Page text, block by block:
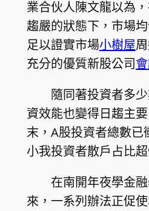
業合伙人陳文龍以為
趨嚴的狀態下，市場
足以證實市場小樹屋
充分的優質新股公司
隨同著投資者多
資效能也變得日趨主
末，A股投資者總數已
小我投資者散戶占比超
在南開年夜學金
來，一系列辦法正促